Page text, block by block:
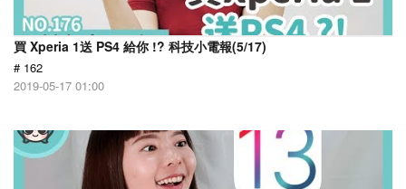
買 Xperia 1送 PS4 給你 !? 科技小電報(5/17)
# 162
2019-05-17 01:00